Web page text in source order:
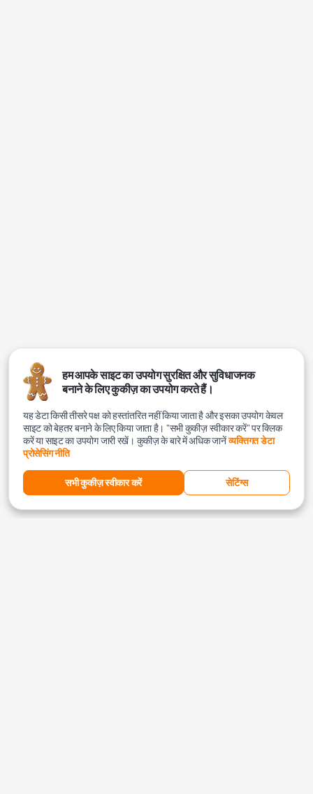
हम आपके साइट का उपयोग सुरक्षित और सुविधाजनक
बनाने के लिए कुकीज़ का उपयोग करते हैं।
यह डेटा किसी तीसरे पक्ष को हस्तांतरित नहीं किया जाता है और इसका उपयोग केवल
साइट को बेहतर बनाने के लिए किया जाता है। "सभी कुकीज़ स्वीकार करें" पर क्लिक
करें या साइट का उपयोग जारी रखें। कुकीज़ के बारे में अधिक जानेंव्यक्तिगत डेटा
प्रोसेसिंग नीति
सभी कुकीज़ स्वीकार करें सेटिंग्स